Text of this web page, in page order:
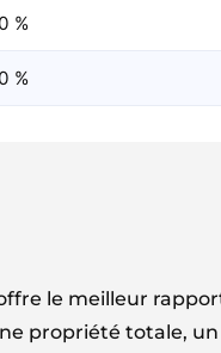
0 %
0 %
le meilleur
propriété totale, un